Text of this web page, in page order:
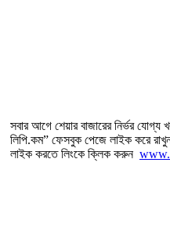
সবার আগে শেয়ার বাজারের নির্ভর
লিপি.কম” ফেসবুক পেজে লাইক করে
লাইক করতে লিংকে ক্লিক করুন